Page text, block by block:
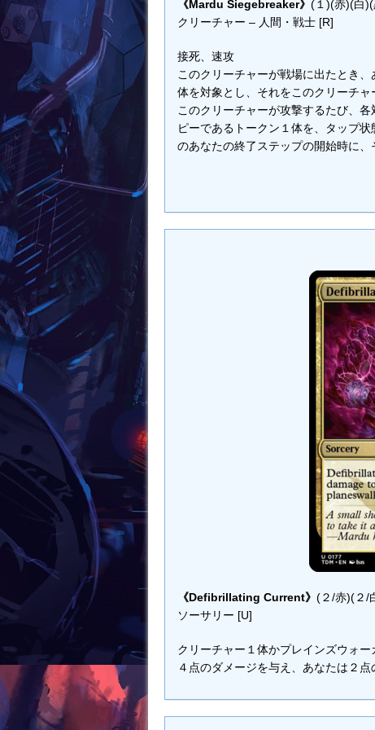
《Mardu Siegebreaker》 (１)(赤)(白)(
クリーチャー – 人間・戦士 [R]
接死、速攻
このクリーチャーが戦場に出たとき
体を対象とし、それをこのクリーチャ
このクリーチャーが攻撃するたび、
ピーであるトークン１体を、タップ
のあなたの終了ステップの開始時に、
《Defibrillating Current》 (２/赤)(２/
ソーサリー [U]
クリーチャー１体かプレインズウォ
４点のダメージを与え、あなたは２点